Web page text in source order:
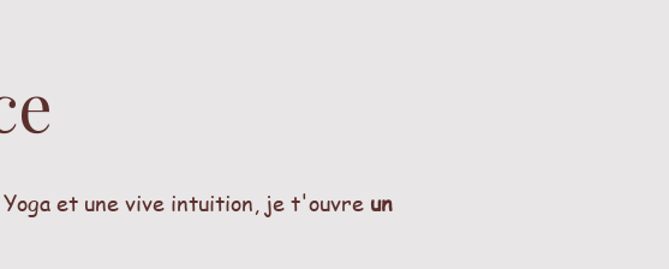
et une vive intuition, je t'ouvre un